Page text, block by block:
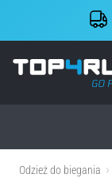
Odzież do biegania